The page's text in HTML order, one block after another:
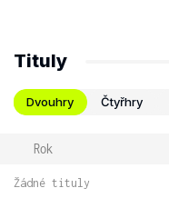
Tituly
Dvouhry Čtyřhry
Rok
Žádné tituly